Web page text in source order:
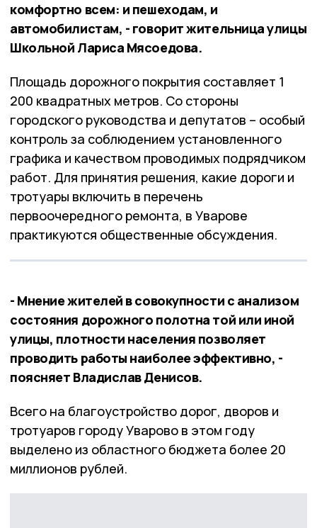
комфортно всем: и пешеходам, и
автомобилистам, - говорит жительница улицы
Школьной Лариса Мясоедова.
Площадь дорожного покрытия составляет 1
200 квадратных метров. Со стороны
городского руководства и депутатов – особый
контроль за соблюдением установленного
графика и качеством проводимых подрядчиком
работ. Для принятия решения, какие дороги и
тротуары включить в перечень
первоочередного ремонта, в Уварове
практикуются общественные обсуждения.
- Мнение жителей в совокупности с анализом
состояния дорожного полотна той или иной
улицы, плотности населения позволяет
проводить работы наиболее эффективно, -
поясняет Владислав Денисов.
Всего на благоустройство дорог, дворов и
тротуаров городу Уварово в этом году
выделено из областного бюджета более 20
миллионов рублей.